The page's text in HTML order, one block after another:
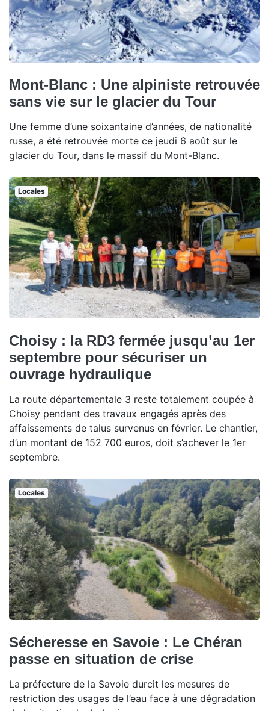
Mont-Blanc : Une alpiniste retrouvée
sans vie sur le glacier du Tour
Une femme d’une soixantaine d’années, de nationalité
russe, a été retrouvée morte ce jeudi 6 août sur le
glacier du Tour, dans le massif du Mont-Blanc.
Locales
Choisy : la RD3 fermée jusqu’au 1er
septembre pour sécuriser un
ouvrage hydraulique
La route départementale 3 reste totalement coupée à
Choisy pendant des travaux engagés après des
affaissements de talus survenus en février. Le chantier,
d’un montant de 152 700 euros, doit s’achever le 1er
septembre.
Locales
Sécheresse en Savoie : Le Chéran
passe en situation de crise
La préfecture de la Savoie durcit les mesures de
restriction des usages de l’eau face à une dégradation